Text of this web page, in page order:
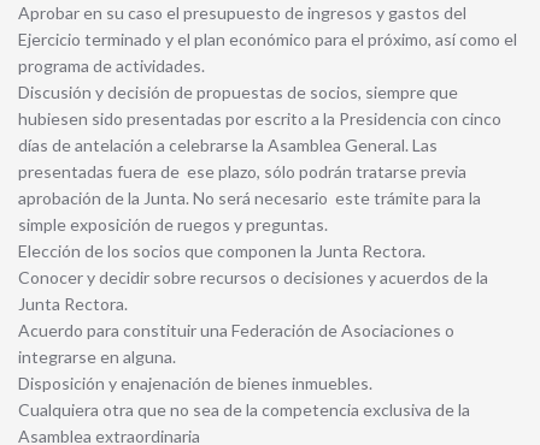
Aprobar en su caso el presupuesto de ingresos y gastos del
Ejercicio terminado y el plan económico para el próximo, así como el
programa de actividades.
Discusión y decisión de propuestas de socios, siempre que
hubiesen sido presentadas por escrito a la Presidencia con cinco
días de antelación a celebrarse la Asamblea General. Las
presentadas fuera de ese plazo, sólo podrán tratarse previa
aprobación de la Junta. No será necesario este trámite para la
simple exposición de ruegos y preguntas.
Elección de los socios que componen la Junta Rectora.
Conocer y decidir sobre recursos o decisiones y acuerdos de la
Junta Rectora.
Acuerdo para constituir una Federación de Asociaciones o
integrarse en alguna.
Disposición y enajenación de bienes inmuebles.
Cualquiera otra que no sea de la competencia exclusiva de la
Asamblea extraordinaria